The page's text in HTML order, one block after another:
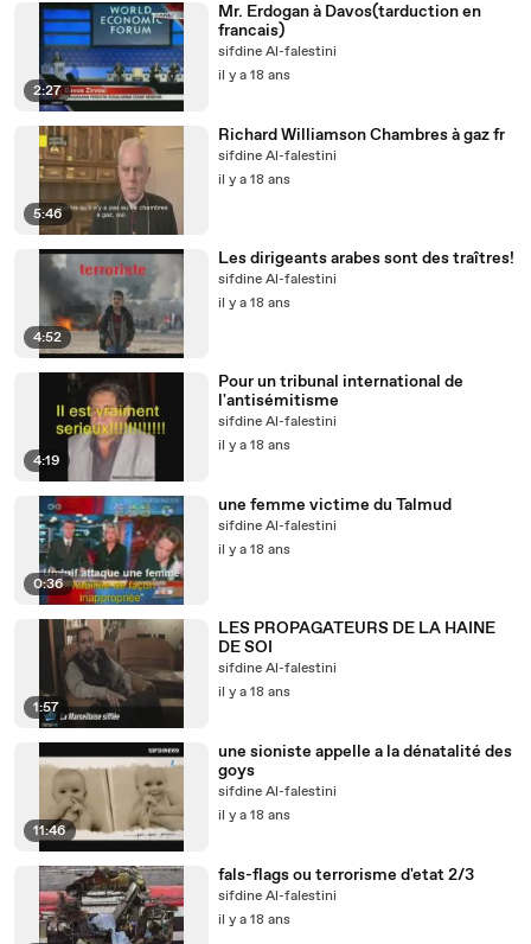
2:27
Mr. Erdogan à Davos(tarduction en
francais)
sifdine Al-falestini
il y a 18 ans
5:46
Richard Williamson Chambres à gaz fr
sifdine Al-falestini
il y a 18 ans
4:52
Les dirigeants arabes sont des traîtres!
sifdine Al-falestini
il y a 18 ans
4:19
Pour un tribunal international de
l'antisémitisme
sifdine Al-falestini
il y a 18 ans
0:36
une femme victime du Talmud
sifdine Al-falestini
il y a 18 ans
1:57
LES PROPAGATEURS DE LA HAINE
DE SOI
sifdine Al-falestini
il y a 18 ans
11:46
une sioniste appelle a la dénatalité des
goys
sifdine Al-falestini
il y a 18 ans
fals-flags ou terrorisme d'etat 2/3
sifdine Al-falestini
il y a 18 ans